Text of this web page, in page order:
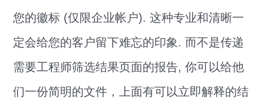
您的徽标 (仅限企业帐户). 这种专业和清晰一
定会给您的客户留下难忘的印象. 而不是传递
需要工程师筛选结果页面的报告, 你可以给他
们一份简明的文件，上面有可以立即解释的结